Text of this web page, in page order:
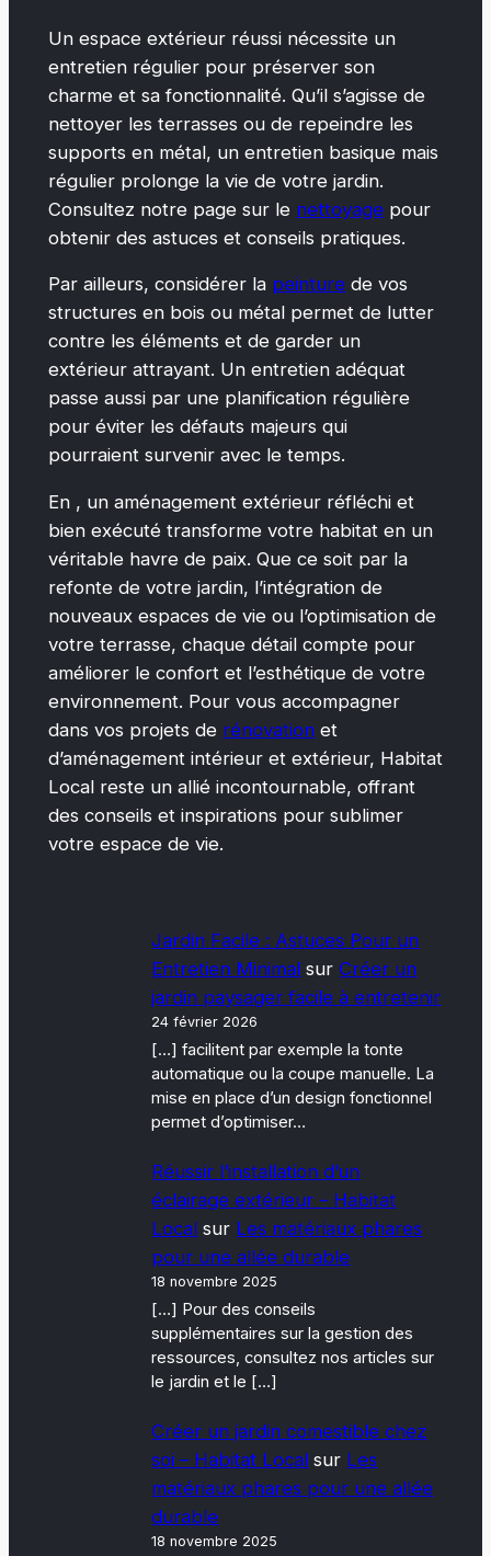
Un espace extérieur réussi nécessite un
entretien régulier pour préserver son
charme et sa fonctionnalité. Qu’il s’agisse de
nettoyer les terrasses ou de repeindre les
supports en métal, un entretien basique mais
régulier prolonge la vie de votre jardin.
Consultez notre page sur le nettoyage pour
obtenir des astuces et conseils pratiques.
Par ailleurs, considérer la peinture de vos
structures en bois ou métal permet de lutter
contre les éléments et de garder un
extérieur attrayant. Un entretien adéquat
passe aussi par une planification régulière
pour éviter les défauts majeurs qui
pourraient survenir avec le temps.
En , un aménagement extérieur réfléchi et
bien exécuté transforme votre habitat en un
véritable havre de paix. Que ce soit par la
refonte de votre jardin, l’intégration de
nouveaux espaces de vie ou l’optimisation de
votre terrasse, chaque détail compte pour
améliorer le confort et l’esthétique de votre
environnement. Pour vous accompagner
dans vos projets de rénovationet
d’aménagement intérieur et extérieur, Habitat
Local reste un allié incontournable, offrant
des conseils et inspirations pour sublimer
votre espace de vie.
Jardin Facile : Astuces Pour un
Entretien Minimal surCréer un
jardin paysager facile à entretenir
24 février 2026
[…] facilitent par exemple la tonte
automatique ou la coupe manuelle. La
mise en place d’un design fonctionnel
permet d’optimiser…
Réussir l’installation d’un
éclairage extérieur – Habitat
Local sur Les matériaux phares
pour une allée durable
18 novembre 2025
[…] Pour des conseils
supplémentaires sur la gestion des
ressources, consultez nos articles sur
le jardin et le […]
Créer un jardin comestible chez
soi – Habitat Local sur Les
matériaux phares pour une allée
durable
18 novembre 2025